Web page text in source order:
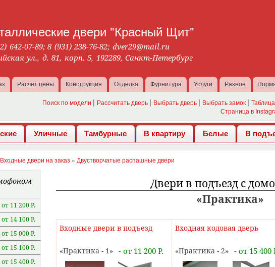
содержанию
двери "Красный Щит"
642-07-89;8 (931) 238-76-82; dver29@mail.ru
ул., д. 81, корп. 5, 192289, Санкт-Петербург
Расчет цены Конструкция Отделка Фурнитура Услуги Разное
Поиск по модели Рассчитать дверь Выбрать дверь Выбрать замок
Страница в
Уличные Тамбурные В квартиру Белые В
Входные двери на заказ » Двустворчатые распашные двери
от 11 200 Р.
от 14 100 Р.
от 15 000 Р.
от 15 100 Р.
от 15 400 Р.
Двери в подъезд с
Практика
Входные двери в подъезд
Практика - 1 - от 11 200 Р.
Входная кодовая дверь
Практика - 2 - от 15 400